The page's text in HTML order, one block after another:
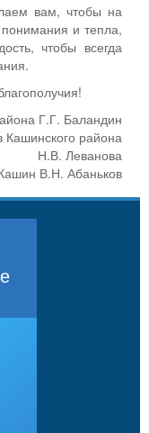
вам, чтобы на
и тепла,
чтобы всегда
Г.Г. Баландин
Кашинского района
Н.В. Леванова
В.Н. Абаньков